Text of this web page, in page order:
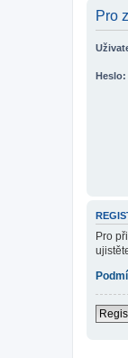
Pro
Heslo:
Pro